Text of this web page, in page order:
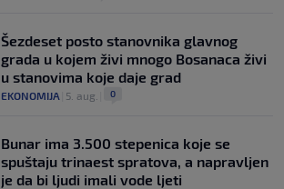
Šezdeset posto stanovnika glavnog
grada u kojem živi mnogo Bosanaca živi
u stanovima koje daje grad
EKONOMIJA 5. aug. 0
Bunar imа 3.500 stepenica koje se
spuštaju trinaest spratova, a napravljen
je da bi ljudi imali vode ljeti